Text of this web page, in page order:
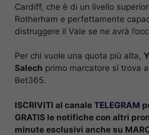
Cardiff, che è di un livello
Rotherham e perfettamente
distruggere il Vale se ne avrà
Per chi vuole una quota più alta,
Salech primo marcatore si trova
Bet365.
ISCRIVITI al canale TELEGRAM
GRATIS le notifiche con altri
minute esclusivi anche su